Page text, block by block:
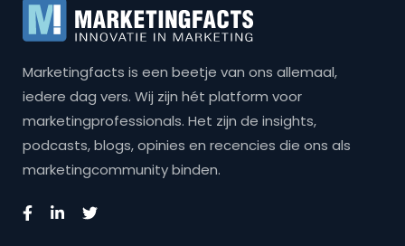
Marketingfacts is een beetje van ons allemaal,
iedere dag vers. Wij zijn hét platform voor
marketingprofessionals. Het zijn de insights,
podcasts, blogs, opinies en recencies die ons als
marketingcommunity binden.